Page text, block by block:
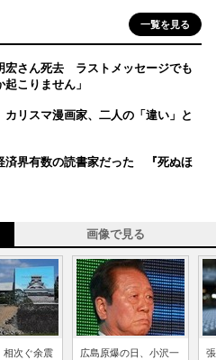
一覧を見る
宏さん死去 ラストメッセージでも
こりません」
リスマ漫画家、二人の「違い」と
済界有数の読書家だった 『死ぬほ
画像で見る
相次ぐ余震
広島原爆の日、小沢一